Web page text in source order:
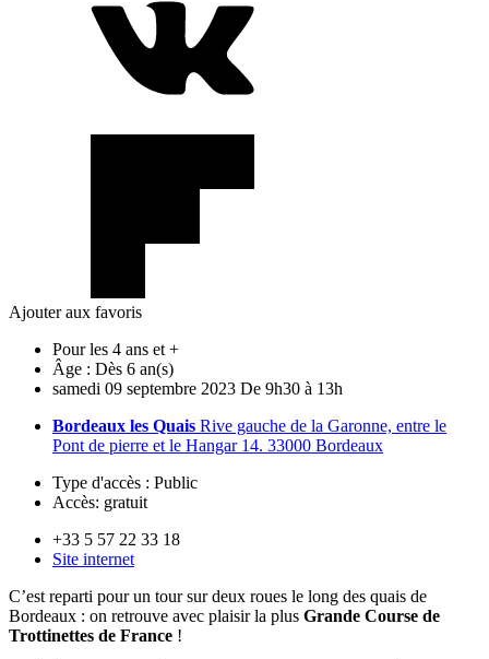
Ajouter aux favoris
Pour les 4 ans et +
Âge : Dès 6 an(s)
samedi 09 septembre 2023 De 9h30 à 13h
Bordeaux les Quais Rive gauche de la Garonne, entre le
Pont de pierre et le Hangar 14. 33000 Bordeaux
Type d'accès : Public
Accès: gratuit
+33 5 57 22 33 18
Site internet
C’est reparti pour un tour sur deux roues le long des quais de
Bordeaux : on retrouve avec plaisir la plus Grande Course de
Trottinettes de France !